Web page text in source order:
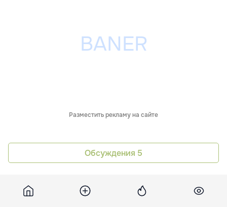
Разместить рекламу на сайте
Обсуждения 5
Похожие новости